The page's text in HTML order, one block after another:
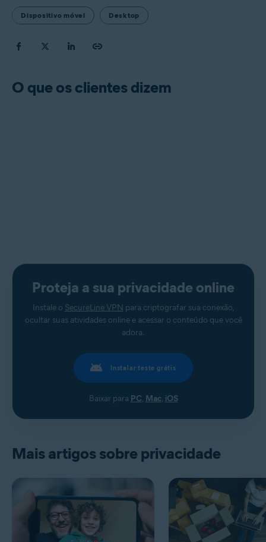
Dispositivo móvel Desktop
O que os clientes dizem
Proteja a sua privacidade online
Instale o SecureLine VPN para criptografar sua conexão,
ocultar suas atividades online e acessar o conteúdo que você
adora.
Instalar teste grátis
Baixar para PC, Mac, iOS
Mais artigos sobre privacidade